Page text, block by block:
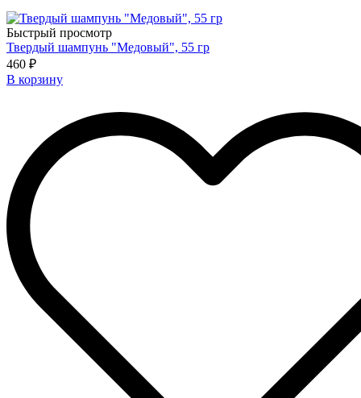
Быстрый просмотр
Твердый шампунь "Медовый", 55 гр
460 ₽
В корзину